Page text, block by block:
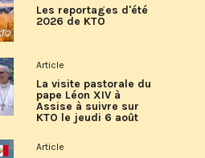
Les reportages d'été
2026 de KTO
Article
La visite pastorale du
pape Léon XIV à
Assise à suivre sur
KTO le jeudi 6 août
Article